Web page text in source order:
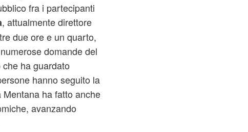
fra i partecipanti
, attualmente direttore
due ore e un quarto,
domande del
ha guardato
hanno seguito la
ha fatto anche
avanzando